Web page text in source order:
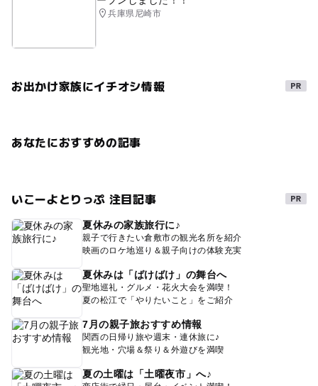
兵庫県尼崎市
お出かけ家族にイチオシ情報
あなたにおすすめの記事
いこーよとりっぷ 注目記事
夏休みの家族旅行に♪
親子で行きたい倉敷市の観光名所を紹介
映画のロケ地巡り＆親子向けの体験充実
夏休みは「ばけばけ」の舞台へ
聖地巡礼・グルメ・花火大会を満喫！
夏の松江で「やりたいこと」をご紹介
7月の親子旅おすすめ情報
関西の日帰り旅や週末・連休旅に♪
観光地・穴場＆祭り＆外遊びを満喫
夏の土曜は「土曜夜市」へ♪